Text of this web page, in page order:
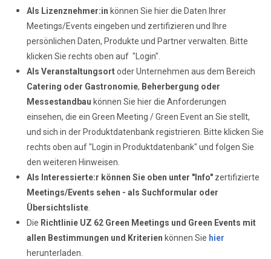
Als Lizenznehmer:in können Sie hier die Daten Ihrer
Meetings/Events eingeben und zertifizieren und Ihre
persönlichen Daten, Produkte und Partner verwalten. Bitte
klicken Sie rechts oben auf "Login".
Als Veranstaltungsortoder Unternehmen aus dem Bereich
Catering oder Gastronomie, Beherbergung oder
Messestandbau können Sie hier die Anforderungen
einsehen, die ein Green Meeting / Green Event an Sie stellt,
und sich in der Produktdatenbank registrieren. Bitte klicken Sie
rechts oben auf "Login in Produktdatenbank" und folgen Sie
den weiteren Hinweisen.
Als Interessierte:r können Sie oben unter "Info" zertifizierte
Meetings/Events sehen - als Suchformular oder
Übersichtsliste
Die Richtlinie UZ 62 Green Meetings und Green Events mit
allen Bestimmungen und Kriterien können Sie hier
herunterladen.